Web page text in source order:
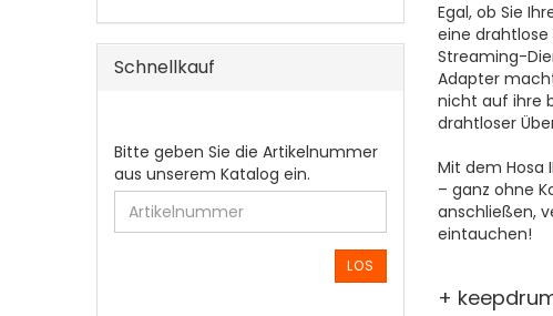
Egal, ob Sie
eine
Streaming-
Adapter
nicht auf ihre
drahtloser
Mit dem Hosa
– ganz ohne
anschließen,
eintauchen!
+
Schnellkauf
BITTE
GEBEN
SIE
DIE
ARTIKELNUMMER
Bitte geben Sie die Artikelnummer
aus unserem Katalog ein.
LOS